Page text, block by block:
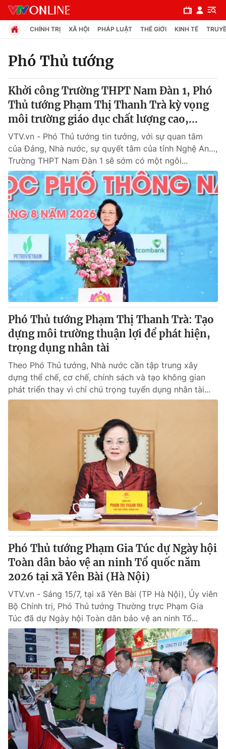
Chuyên mục
Chính trị
Pháp luật
Y tế
Thế giới
Tin tức
Thế giới đó đây
Câu chuyện quốc tế
Kinh tế
Tài chính
Thị trường
Góc doanh nghiệp
Dữ liệu và đời sống
Truyền hình
Phim VTV
Hậu trường
Nhân vật
Khán giả
Giải trí
Điện ảnh
Âm nhạc
Sao
Đời sống
Du lịch
Giáo dục
Hitech Công nghệ tương lai
Giao lưu trực tuyến
Chuyên mục khác
Emagazine Podcast
Photo Infographic
Video Shorts video
VTV Money VTV Thể thao
VTV Sức khoẻ Bất động sản
Thị trường 24h Tấm lòng Việt
VTV4 Vươn mình bằng AI
VTV9 VTV8
CHÍNH TRỊ XÃ HỘI PHÁP LUẬT THẾ GIỚI KINH TẾ
Phó Thủ tướng
Khởi công Trường THPT Nam Đàn 1, Phó
Thủ tướng Phạm Thị Thanh Trà kỳ vọng
môi trường giáo dục chất lượng cao,...
VTV.vn - Phó Thủ tướng tin tưởng, với sự quan tâm
của Đảng, Nhà nước, sự quyết tâm của tỉnh Nghệ An…,
Trường THPT Nam Đàn 1 sẽ sớm có một ngôi...
Phó Thủ tướng Phạm Thị Thanh Trà: Tạo
dựng môi trường thuận lợi để phát hiện,
trọng dụng nhân tài
Theo Phó Thủ tướng, Nhà nước cần tập trung xây
dựng thể chế, cơ chế, chính sách và tạo không gian
phát triển thay vì chỉ chú trọng tuyển dụng nhân tài...
Phó Thủ tướng Phạm Gia Túc dự Ngày hội
Toàn dân bảo vệ an ninh Tổ quốc năm
2026 tại xã Yên Bài (Hà Nội)
VTV.vn - Sáng 15/7, tại xã Yên Bài (TP Hà Nội), Ủy viên
Bộ Chính trị, Phó Thủ tướng Thường trực Phạm Gia
Túc đã dự Ngày hội Toàn dân bảo vệ an ninh Tổ...